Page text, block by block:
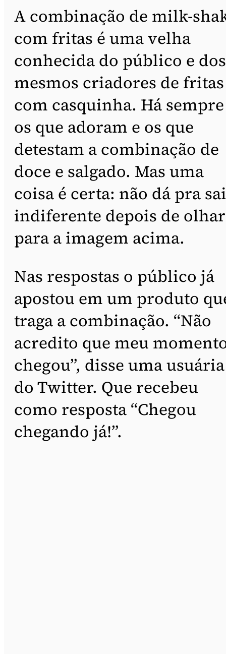
A combinação de milk-
com fritas é uma velha
conhecida do público e dos
mesmos criadores de fritas
com casquinha. Há sempre
os que adoram e os que
detestam a combinação de
doce e salgado. Mas uma
coisa é certa: não dá pra
indiferente depois de olhar
para a imagem acima.
Nas respostas o público já
apostou em um produto
traga a combinação. “Não
acredito que meu
chegou”, disse uma usuária
do Twitter. Que recebeu
como resposta “Chegou
chegando já!”.